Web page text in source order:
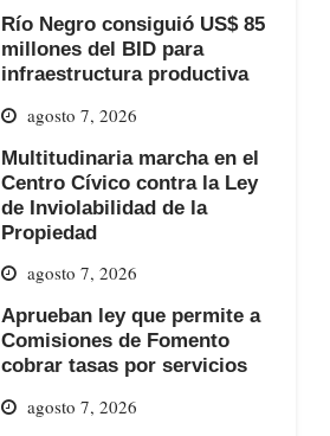
Río Negro consiguió US$ 85
millones del BID para
infraestructura productiva
agosto 7, 2026
Multitudinaria marcha en el
Centro Cívico contra la Ley
de Inviolabilidad de la
Propiedad
agosto 7, 2026
Aprueban ley que permite a
Comisiones de Fomento
cobrar tasas por servicios
agosto 7, 2026